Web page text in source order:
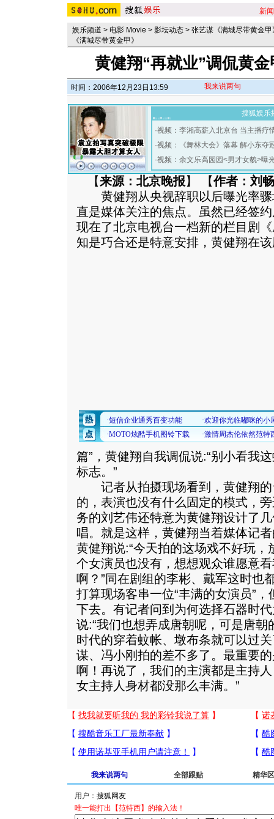
新闻
娱乐频道 > 电影 Movie > 影坛动态 > 张艺谋《满城尽带黄金甲
《满城尽带黄金甲》
黄健翔“再就业”调侃黄
时间：2006年12月23日13:59 我来说两句
搜狐娱乐
·视频：李湘高薪入北京台 当主播疗
·视频：《舞林大会》落幕 解小东夺
·视频：余文乐高园园<男才女貌>曝
【来源：北京晚报】 【作者：刘畅
黄健翔从央视辞职以后曝光率骤
直是媒体关注的焦点。虽然已经签
现在了北京电视台一档新的栏目剧
知是巧合还是特意安排，黄健翔在
篇”，黄健翔自我调侃说:“别小看我
标志。”
记者从拍摄现场看到，黄健翔的
的，表演也没有什么固定的模式，
务的刘艺伟还特意为黄健翔设计了
唱。就是这样，黄健翔当着媒体记
黄健翔说:“今天拍的这场戏不好玩
个女演员也没有，想想观众谁愿意
啊？”同在剧组的李彬、戴军这时也
打算现场客串一位“丰满的女演员”，
下去。有记者问到为何选择石器时
说:“我们也想弄成唐朝呢，可是唐
时代的穿着蚊帐、墩布条就可以过
谋、冯小刚拍的差不多了。最重要
啊！再说了，我们的主演都是主持
女主持人身材都没那么丰满。”
我来说两句 全部跟贴 精华区
用户：
唯一能打出【范特西】的输入法！